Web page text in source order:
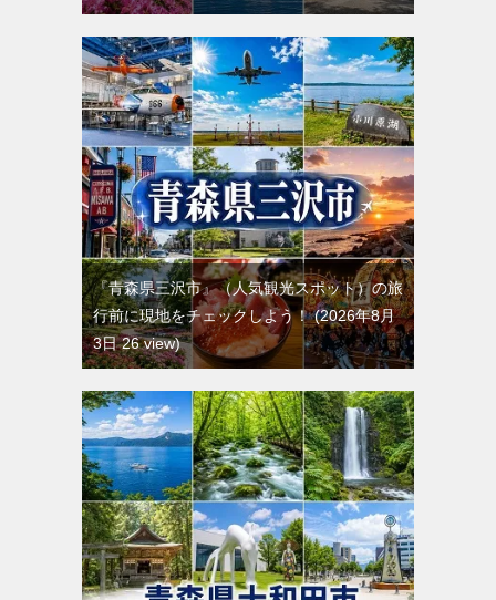
『青森県三沢市』（人気観光スポット）の旅
行前に現地をチェックしよう！ 2026年8月
3日 26 view